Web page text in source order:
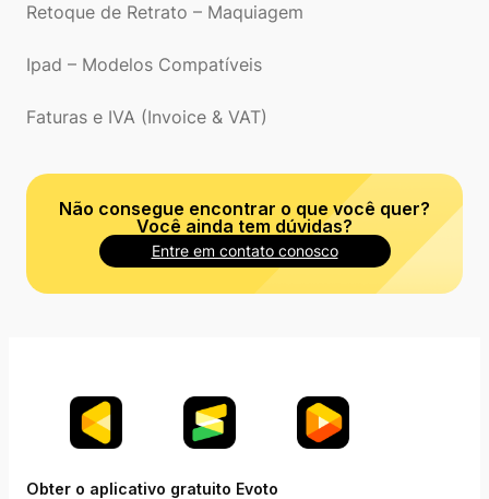
Retoque de Retrato – Maquiagem
Ipad – Modelos Compatíveis
Faturas e IVA (Invoice & VAT)
Não consegue encontrar o que você quer?
Você ainda tem dúvidas?
Entre em contato conosco
Obter o aplicativo gratuito Evoto